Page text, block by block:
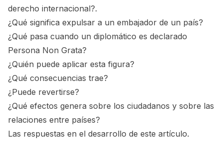
derecho internacional?.
¿Qué significa expulsar a un embajador de un país?
¿Qué pasa cuando un diplomático es declarado
Persona Non Grata?
¿Quién puede aplicar esta figura?
¿Qué consecuencias trae?
¿Puede revertirse?
¿Qué efectos genera sobre los ciudadanos y sobre las
relaciones entre países?
Las respuestas en el desarrollo de este artículo.